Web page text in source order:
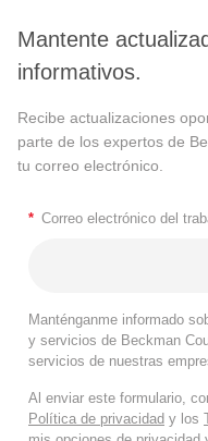
Mantente
informativos.
Recibe actualizaciones
parte de los expertos de
tu correo electrónico.
* Correo electrónico del
Manténganme informado
y servicios de Beckman
servicios de nuestras
Al enviar este formulario,
Política de privacidad y los